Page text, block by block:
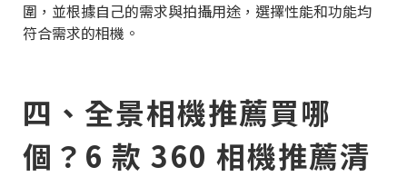
圍，並根據自己的需求與拍攝用途，選擇性能和功能均
符合需求的相機。
四、全景相機推薦買哪
個？6 款 360 相機推薦清